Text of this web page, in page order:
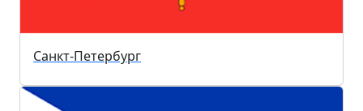
Санкт-Петербург